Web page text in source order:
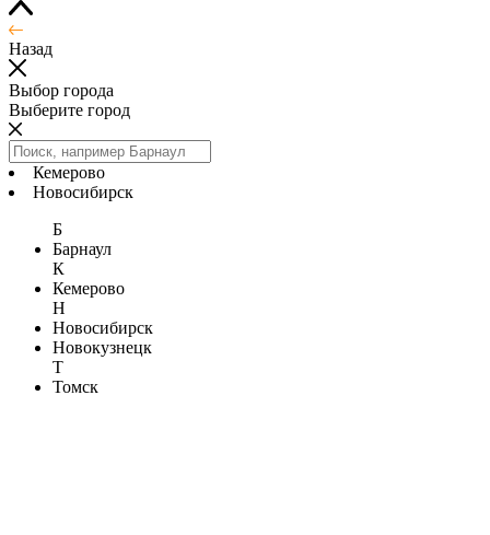
Назад
Выбор города
Выберите город
Кемерово
Новосибирск
Б
Барнаул
К
Кемерово
Н
Новосибирск
Новокузнецк
Т
Томск